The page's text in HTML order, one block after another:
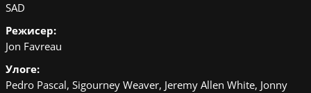
SAD
Режисер:
Jon Favreau
Улоге:
Pedro Pascal, Sigourney Weaver, Jeremy Allen White, Jonny